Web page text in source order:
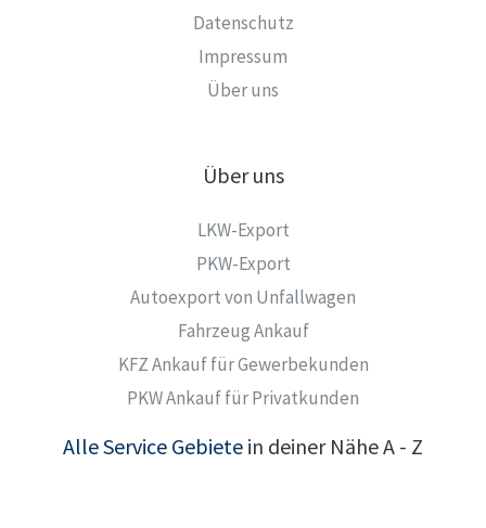
Datenschutz
Impressum
Über uns
Über uns
LKW-Export
PKW-Export
Autoexport von Unfallwagen
Fahrzeug Ankauf
KFZ Ankauf für Gewerbekunden
PKW Ankauf für Privatkunden
Alle Service Gebiete in deiner Nähe A - Z